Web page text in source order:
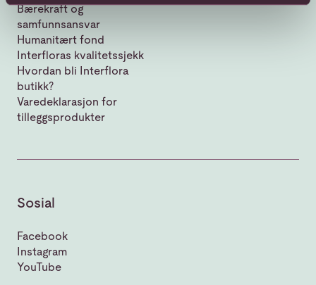
Bærekraft og
samfunnsansvar
Humanitært fond
Interfloras kvalitetssjekk
Hvordan bli Interflora
butikk?
Varedeklarasjon for
tilleggsprodukter
Sosial
Facebook
Instagram
YouTube